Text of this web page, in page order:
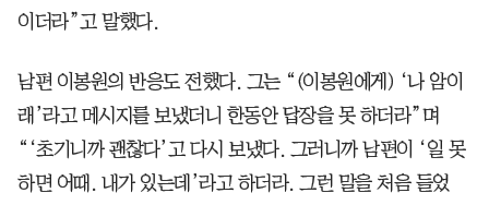
이더라”고 말했다.
남편 이봉원의 반응도 전했다. 그는 “(이봉원에게) ‘나 암이
래’라고 메시지를 보냈더니 한동안 답장을 못 하더라”며
“‘초기니까 괜찮다’고 다시 보냈다. 그러니까 남편이 ‘일 못
하면 어때. 내가 있는데’라고 하더라. 그런 말을 처음 들었